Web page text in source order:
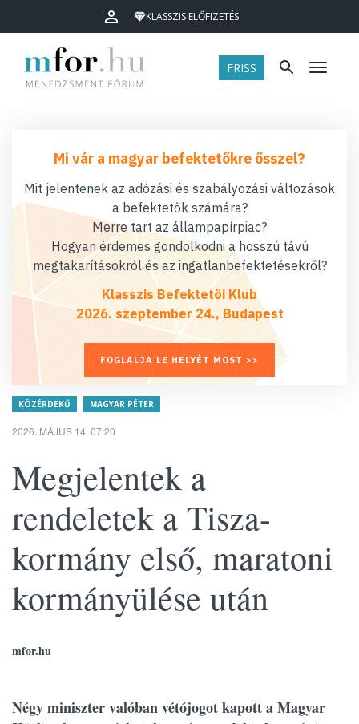
KLASSZIS ELŐFIZETÉS
FRISS Menü
Mi vár a magyar befektetőkre ősszel?
Mit jelentenek az adózási és szabályozási változások
a befektetők számára?
Merre tart az állampapírpiac?
Hogyan érdemes gondolkodni a hosszú távú
megtakarításokról és az ingatlanbefektetésekről?
Klasszis Befektetői Klub
2026. szeptember 24., Budapest
FOGLALJA LE HELYÉT MOST >>
KÖZÉRDEKŰ MAGYAR PÉTER
2026. MÁJUS 14. 07:20
Megjelentek a
rendeletek a Tisza-
kormány első, maratoni
kormányülése után
mfor.hu
Négy miniszter valóban vétójogot kapott a Magyar